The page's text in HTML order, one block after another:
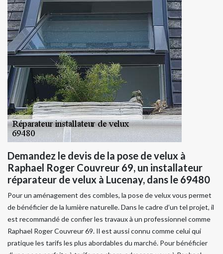
Demandez le devis de la pose de velux à
Raphael Roger Couvreur 69, un installateur
réparateur de velux à Lucenay, dans le 69480
Pour un aménagement des combles, la pose de velux vous permet
de bénéficier de la lumière naturelle. Dans le cadre d’un tel projet, il
est recommandé de confier les travaux à un professionnel comme
Raphael Roger Couvreur 69. Il est aussi connu comme celui qui
pratique les tarifs les plus abordables du marché. Pour bénéficier